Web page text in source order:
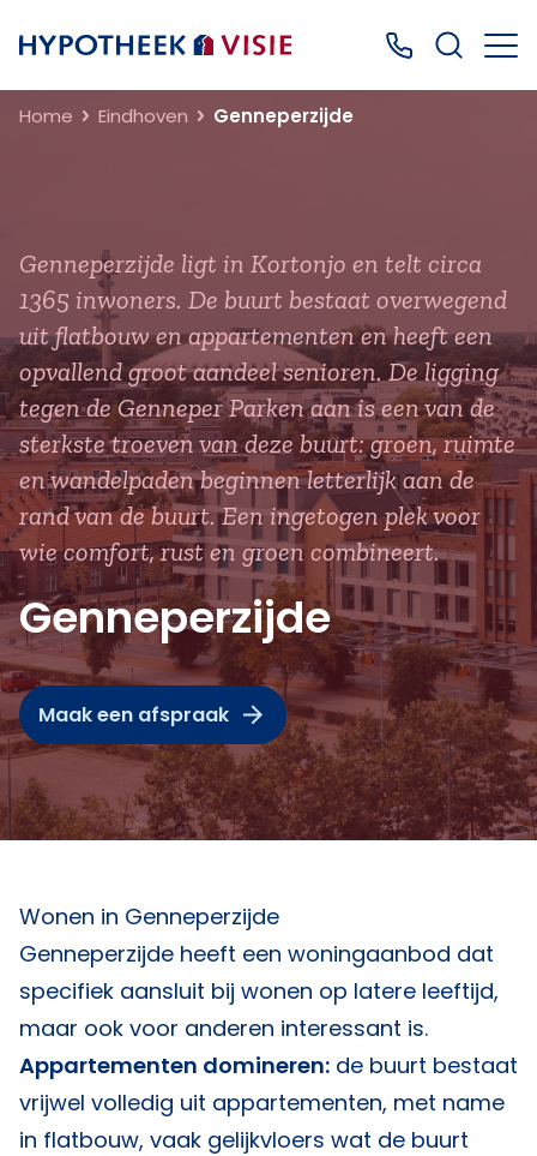
Terug naar home Bel ons: 0499
Home Eindhoven Genneperzijde
Genneperzijde ligt in Kortonjo en telt circa
1365 inwoners. De buurt bestaat overwegend
uit flatbouw en appartementen en heeft een
opvallend groot aandeel senioren. De ligging
tegen de Genneper Parken aan is een van de
sterkste troeven van deze buurt: groen, ruimte
en wandelpaden beginnen letterlijk aan de
rand van de buurt. Een ingetogen plek voor
wie comfort, rust en groen combineert.
Genneperzijde
Maak een afspraak
Wonen in Genneperzijde
Genneperzijde heeft een woningaanbod dat
specifiek aansluit bij wonen op latere leeftijd,
maar ook voor anderen interessant is.
Appartementen domineren: de buurt bestaat
vrijwel volledig uit appartementen, met name
in flatbouw, vaak gelijkvloers wat de buurt